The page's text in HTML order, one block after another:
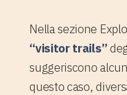
Nella sezione
“visitor trails”
suggeriscono
questo caso,